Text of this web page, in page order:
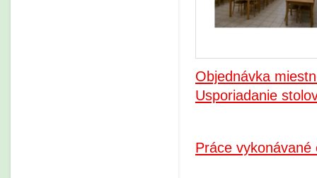
Objednávka
Usporiadanie
Práce